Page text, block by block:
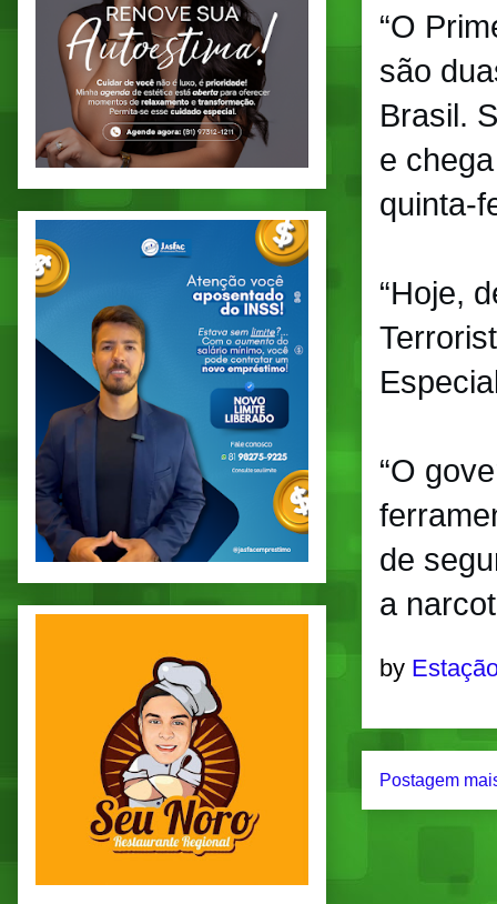
“O
são
Brasil.
e
quinta-
“Hoje,
“O
de
a
by
Postagem